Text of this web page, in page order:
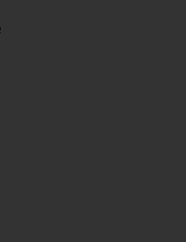
ICON TO SEE MORE OPTIONS